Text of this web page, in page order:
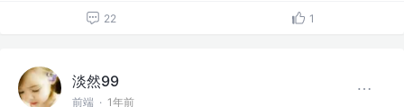
22 1
淡然99
前端 · 1年前